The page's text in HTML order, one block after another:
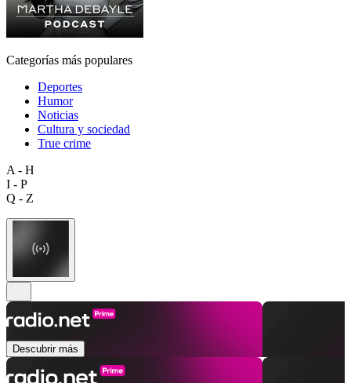
Categorías más populares
Deportes
Humor
Noticias
Cultura y sociedad
True crime
A - H
I - P
Q - Z
Descubrir más